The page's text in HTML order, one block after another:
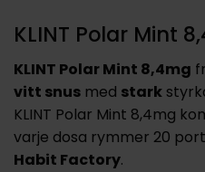
KLINT Polar Mint
KLINT Polar Mint 8,4mg
vitt snus med stark
KLINT Polar Mint 8,4mg
varje dosa rymmer 20
Habit Factory.